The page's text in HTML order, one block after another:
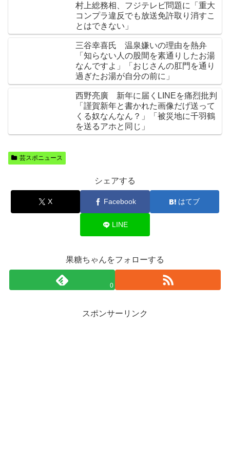
村上総務相、フジテレビ問題に「重大
コンプラ違反でも放送免許取り消すこ
とはできない」
三谷幸喜氏 温泉嫌いの理由を熱弁
「知らない人の股間を素通りしたお湯
なんですよ」「おじさんの肛門を通り
過ぎたお湯が自分の前に」
西野亮廣 新年に届くLINEを痛烈批判
「謹賀新年と書かれた画像だげ送って
くる奴なんなん？」「被災地に千羽鶴
を送るアホと同じ」
芸スポニュース
シェアする
X Facebook はてブ
LINE
果糖ちゃんをフォローする
0
スポンサーリンク